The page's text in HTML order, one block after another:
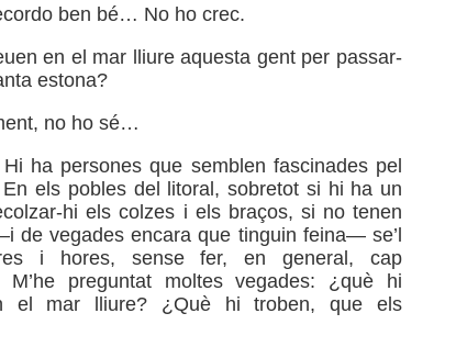
ben bé… No ho crec.
en el mar lliure aquesta gent per passar-
estona?
no ho sé…
ha persones que semblen fascinades pel
els pobles del litoral, sobretot si hi ha un
hi els colzes i els braços, si no tenen
de vegades encara que tinguin feina— se’l
i hores, sense fer, en general, cap
M’he preguntat moltes vegades: ¿què hi
el mar lliure? ¿Què hi troben, que els